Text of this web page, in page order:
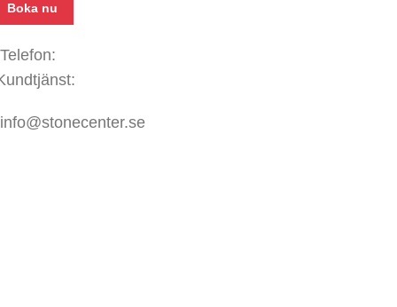
Boka nu
Telefon:
info@stonecenter.se